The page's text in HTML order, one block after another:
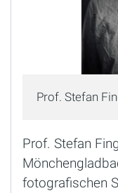
Prof. Stefan
Prof. Stefan
fotografischen